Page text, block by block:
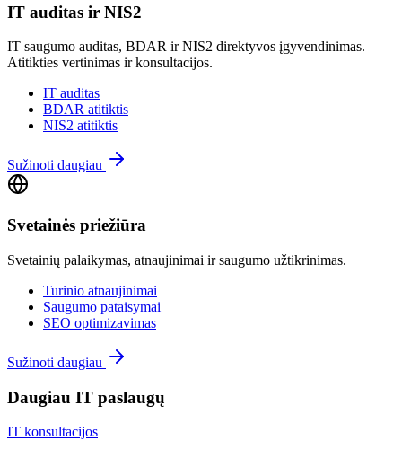
IT auditas ir NIS2
IT saugumo auditas, BDAR ir NIS2 direktyvos įgyvendinimas.
Atitikties vertinimas ir konsultacijos.
IT auditas
BDAR atitiktis
NIS2 atitiktis
Sužinoti daugiau
Svetainės priežiūra
Svetainių palaikymas, atnaujinimai ir saugumo užtikrinimas.
Turinio atnaujinimai
Saugumo pataisymai
SEO optimizavimas
Sužinoti daugiau
Daugiau IT paslaugų
IT konsultacijos